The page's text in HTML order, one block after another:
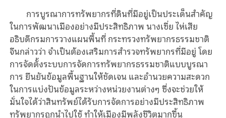
การบูรณาการทรัพยากรที่ดินที่มีอยู่เป็นประเด็นสำคัญ
ในการพัฒนาเมืองอย่างมีประสิทธิภาพ นางเซี่ย ไห่เสีย
อธิบดีกรมการวางแผนพื้นที่ กระทรวงทรัพยากรธรรมชาติ
จีนกล่าวว่า จำเป็นต้องเสริมการสำรวจทรัพยากรที่มีอยู่ โดย
การจัดตั้งระบบการจัดการทรัพยากรธรรมชาติแบบบูรณา
การ ยืนยันข้อมูลพื้นฐานให้ชัดเจน และอำนวยความสะดวก
ในการแบ่งปันข้อมูลระหว่างหน่วยงานต่างๆ ซึ่งจะช่วยให้
มั่นใจได้ว่าสินทรัพย์ได้รับการจัดการอย่างมีประสิทธิภาพ
ทรัพยากรถูกนำไปใช้ ทำให้เมืองมีพลังชีวิตมากขึ้น